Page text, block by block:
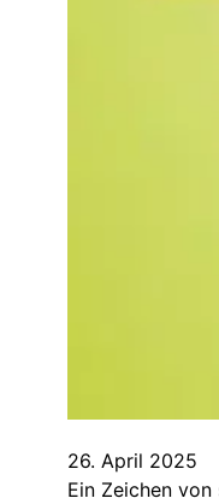
26. April 2025
Ein Zeichen